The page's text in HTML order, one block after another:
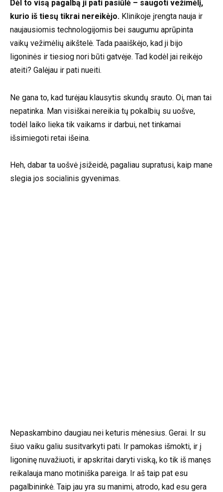
Dėl to visą pagalbą ji pati pasiūlė – saugoti vežimėlį,
kurio iš tiesų tikrai nereikėjo. Klinikoje įrengta nauja ir
naujausiomis technologijomis bei saugumu aprūpinta
vaikų vežimėlių aikštelė. Tada paaiškėjo, kad ji bijo
ligoninės ir tiesiog nori būti gatvėje. Tad kodėl jai reikėjo
ateiti? Galėjau ir pati nueiti.
Ne gana to, kad turėjau klausytis skundų srauto. Oi, man tai
nepatinka. Man visiškai nereikia tų pokalbių su uošve,
todėl laiko lieka tik vaikams ir darbui, net tinkamai
išsimiegoti retai išeina.
Heh, dabar ta uošvė įsižeidė, pagaliau supratusi, kaip mane
slegia jos socialinis gyvenimas.
Nepaskambino daugiau nei keturis mėnesius. Gerai. Ir su
šiuo vaiku galiu susitvarkyti pati. Ir pamokas išmokti, ir į
ligoninę nuvažiuoti, ir apskritai daryti viską, ko tik iš manęs
reikalauja mano motiniška pareiga. Ir aš taip pat esu
pagalbininkė. Taip jau yra su manimi, atrodo, kad esu gera